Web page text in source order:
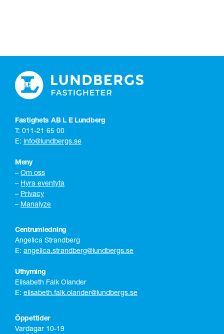
Fastighets AB L E Lundberg
T: 011-21 65 00
E: info@lundbergs.se
Meny
– Om oss
– Hyra eventyta
– Privacy
– Manalyze
Centrumledning
Angelica Strandberg
E: angelica.strandberg@lundbergs.se
Uthyrning
Elisabeth Falk Olander
E: elisabeth.falk.olander@lundbergs.se
Öppettider
Vardagar 10-19